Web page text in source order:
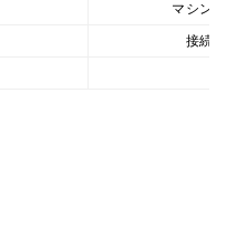
マシン
接続